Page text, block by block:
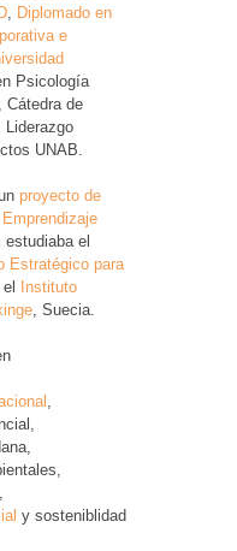
Diplomado en
e
Psicología
Cátedra de
Liderazgo
UNAB.
proyecto de
estudiaba el
Estratégico para
el Instituto
, Suecia.
y sosteniblidad